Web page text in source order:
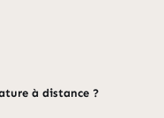
à distance ?